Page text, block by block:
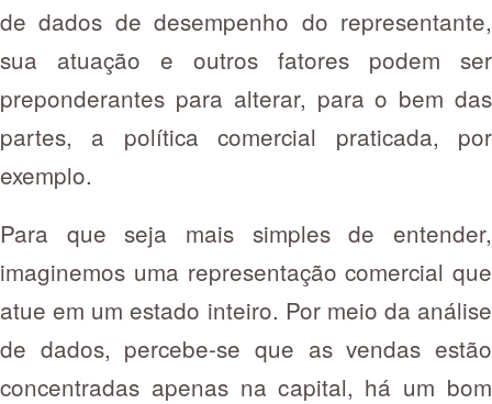
de dados de desempenho do representante,
sua atuação e outros fatores podem ser
preponderantes para alterar, para o bem das
partes, a política comercial praticada, por
exemplo.
Para que seja mais simples de entender,
imaginemos uma representação comercial que
atue em um estado inteiro. Por meio da análise
de dados, percebe-se que as vendas estão
concentradas apenas na capital, há um bom